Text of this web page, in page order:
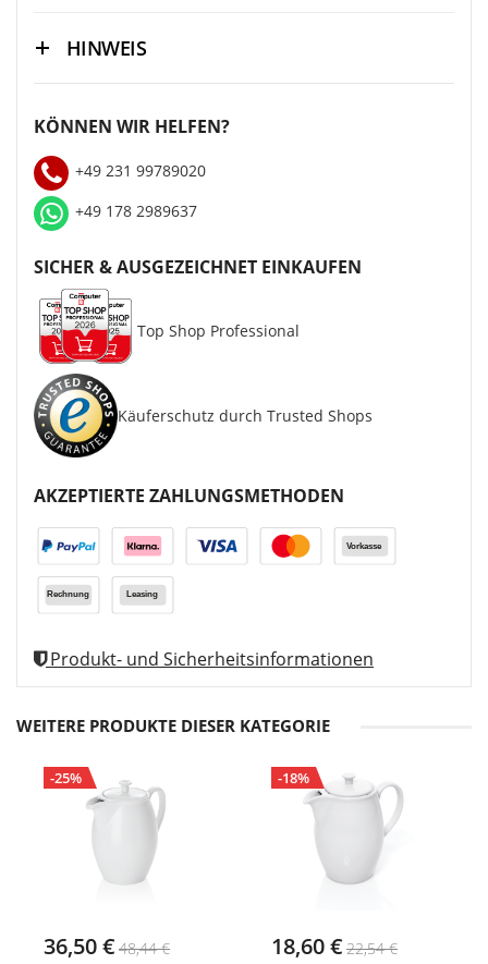
HINWEIS
KÖNNEN WIR HELFEN?
+49 231 99789020
+49 178 2989637
SICHER & AUSGEZEICHNET EINKAUFEN
Top Shop Professional
Käuferschutz durch Trusted Shops
AKZEPTIERTE ZAHLUNGSMETHODEN
Produkt- und Sicherheitsinformationen
WEITERE PRODUKTE DIESER KATEGORIE
-25%
36,50 € 48,44 €
-18%
18,60 € 22,54 €